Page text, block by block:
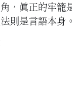
，真正的牢籠
則是言語本身。